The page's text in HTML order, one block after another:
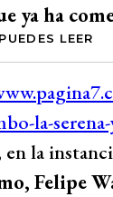
ya ha
LEER
en la
Felipe